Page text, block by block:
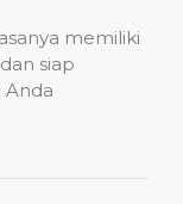
memiliki
siap